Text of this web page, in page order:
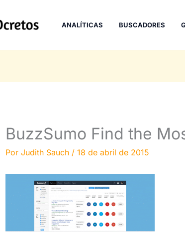
ANALÍTICAS BUSCADORES
BuzzSumo Find the
Por Judith Sauch / 18 de abril de 2015